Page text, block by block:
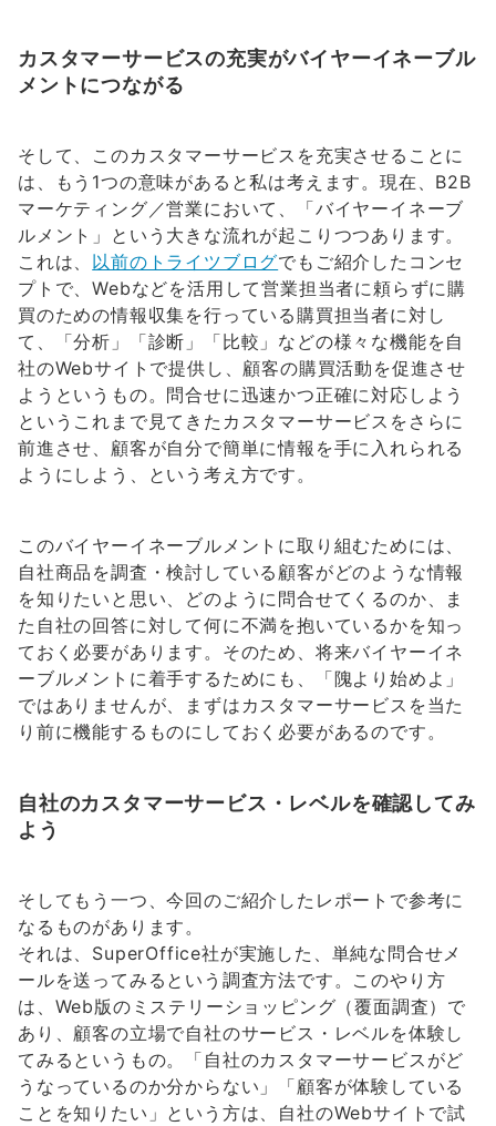
カスタマーサービスの充実がバイヤーイネーブル
メントにつながる
そして、このカスタマーサービスを充実させることに
は、もう1つの意味があると私は考えます。現在、B2B
マーケティング／営業において、「バイヤーイネーブ
ルメント」という大きな流れが起こりつつあります。
これは、 以前のトライツブログでもご紹介したコンセ
プトで、Webなどを活用して営業担当者に頼らずに購
買のための情報収集を行っている購買担当者に対し
て、「分析」「診断」「比較」などの様々な機能を自
社のWebサイトで提供し、顧客の購買活動を促進させ
ようというもの。問合せに迅速かつ正確に対応しよう
というこれまで見てきたカスタマーサービスをさらに
前進させ、顧客が自分で簡単に情報を手に入れられる
ようにしよう、という考え方です。
このバイヤーイネーブルメントに取り組むためには、
自社商品を調査・検討している顧客がどのような情報
を知りたいと思い、どのように問合せてくるのか、ま
た自社の回答に対して何に不満を抱いているかを知っ
ておく必要があります。そのため、将来バイヤーイネ
ーブルメントに着手するためにも、「隗より始めよ」
ではありませんが、まずはカスタマーサービスを当た
り前に機能するものにしておく必要があるのです。
自社のカスタマーサービス・レベルを確認してみ
よう
そしてもう一つ、今回のご紹介したレポートで参考に
なるものがあります。
それは、SuperOffice社が実施した、単純な問合せメ
ールを送ってみるという調査方法です。このやり方
は、Web版のミステリーショッピング（覆面調査）で
あり、顧客の立場で自社のサービス・レベルを体験し
てみるというもの。「自社のカスタマーサービスがど
うなっているのか分からない」「顧客が体験している
ことを知りたい」という方は、自社のWebサイトで試